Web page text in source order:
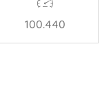
100.440